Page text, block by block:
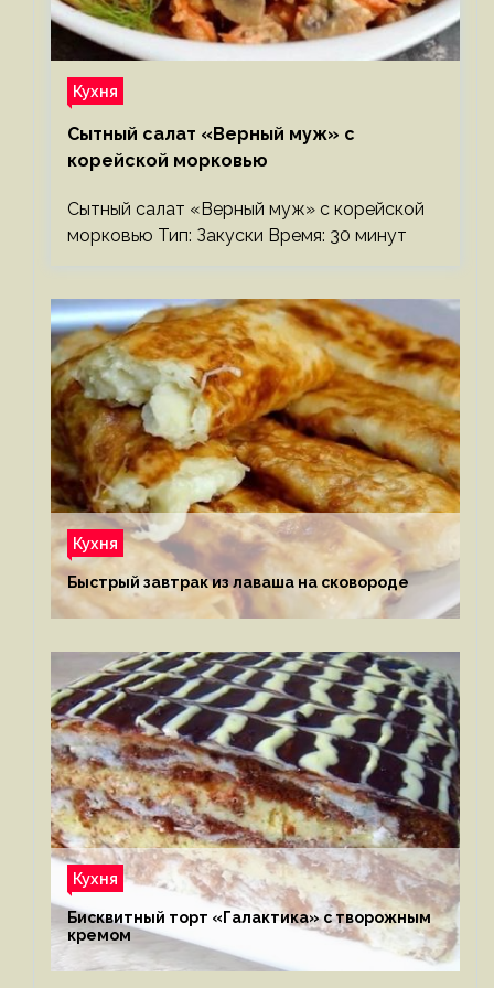
Кухня
Сытный салат «Верный муж» с
корейской морковью
Сытный салат «Верный муж» с корейской
морковью Тип: Закуски Время: 30 минут
Кухня
Быстрый завтрак из лаваша на сковороде
Кухня
Бисквитный торт «Галактика» с творожным
кремом